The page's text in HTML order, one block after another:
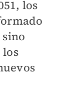
los
los